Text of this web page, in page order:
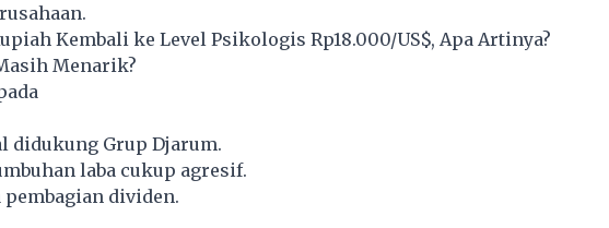
Kembali ke Level Psikologis Rp18.000/US$, Apa Artinya?
Menarik?
didukung Grup Djarum.
laba cukup agresif.
pembagian dividen.